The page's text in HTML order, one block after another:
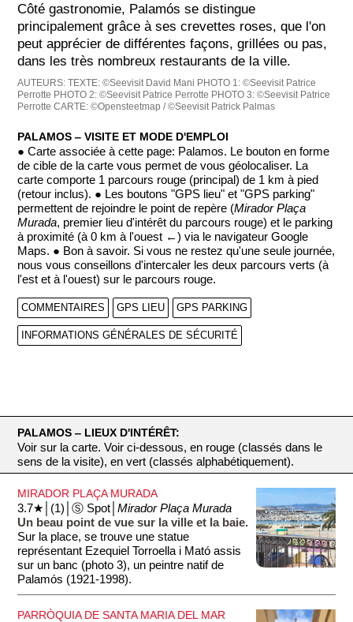
Côté gastronomie, Palamós se distingue
principalement grâce à ses crevettes roses, que l'on
peut apprécier de différentes façons, grillées ou pas,
dans les très nombreux restaurants de la ville.
AUTEURS:TEXTE: ©Seevisit David Mani PHOTO 1: ©Seevisit Patrice
Perrotte PHOTO 2: ©Seevisit Patrice Perrotte PHOTO 3: ©Seevisit Patrice
Perrotte CARTE: ©Opensteetmap / ©Seevisit Patrick Palmas
PALAMOS ‒ VISITE ET MODE D'EMPLOI
● Carte associée à cette page: Palamos. Le bouton en forme
de cible de la carte vous permet de vous géolocaliser. La
carte comporte 1 parcours rouge (principal) de 1 km à pied
(retour inclus). ● Les boutons "GPS lieu" et "GPS parking"
permettent de rejoindre le point de repère (Mirador Plaça
Murada, premier lieu d'intérêt du parcours rouge) et le parking
à proximité (à 0 km à l'ouest ←) via le navigateur Google
Maps. ● Bon à savoir. Si vous ne restez qu'une seule journée,
nous vous conseillons d'intercaler les deux parcours verts (à
l'est et à l'ouest) sur le parcours rouge.
COMMENTAIRES GPS LIEU GPS PARKING
INFORMATIONS GÉNÉRALES DE SÉCURITÉ
PALAMOS ‒ LIEUX D'INTÉRÊT:
Voir sur la carte. Voir ci-dessous, en rouge (classés dans le
sens de la visite), en vert (classés alphabétiquement).
MIRADOR PLAÇA MURADA
3.7★│(1)│Ⓢ Spot│Mirador Plaça Murada
Un beau point de vue sur la ville et la baie.
Sur la place, se trouve une statue
représentant Ezequiel Torroella i Mató assis
sur un banc (photo 3), un peintre natif de
Palamós (1921-1998).
PARRÒQUIA DE SANTA MARIA DEL MAR